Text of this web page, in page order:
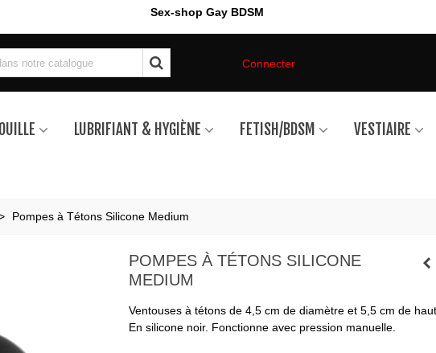
Sex-shop Gay BDSM
Connecter
LUBRIFIANT & HYGIÈNE FETISH/BDSM VESTIAIRE
Pompes à Tétons Silicone Medium
POMPES À TÉTONS SILICONE
MEDIUM
Ventouses à tétons de 4,5 cm de diamètre et 5,5 cm de
En silicone noir. Fonctionne avec pression manuelle.